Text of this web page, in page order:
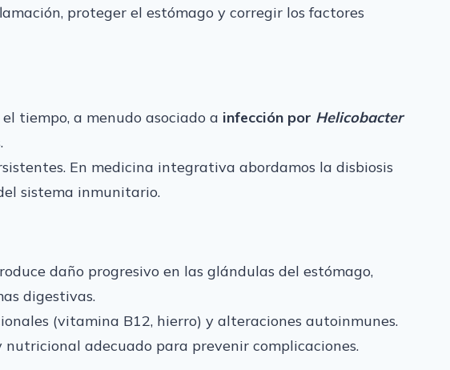
proteger el estómago y corregir los factores
tiempo, a menudo asociado a infección por Helicobacter
En medicina integrativa abordamos la disbiosis
sistema inmunitario.
daño progresivo en las glándulas del estómago,
digestivas.
(vitamina B12, hierro) y alteraciones autoinmunes.
adecuado para prevenir complicaciones.